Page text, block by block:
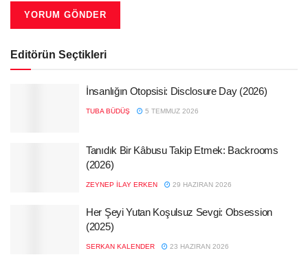
Editörün Seçtikleri
İnsanlığın Otopsisi: Disclosure Day (2026)
TUBA BÜDÜŞ 5 TEMMUZ 2026
Tanıdık Bir Kâbusu Takip Etmek: Backrooms
(2026)
ZEYNEP İLAY ERKEN 29 HAZIRAN 2026
Her Şeyi Yutan Koşulsuz Sevgi: Obsession
(2025)
SERKAN KALENDER 23 HAZIRAN 2026